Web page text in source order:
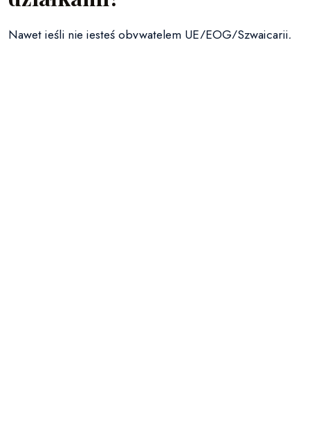
Nawet jeśli nie jesteś obywatelem UE/EOG/Szwajcarii,